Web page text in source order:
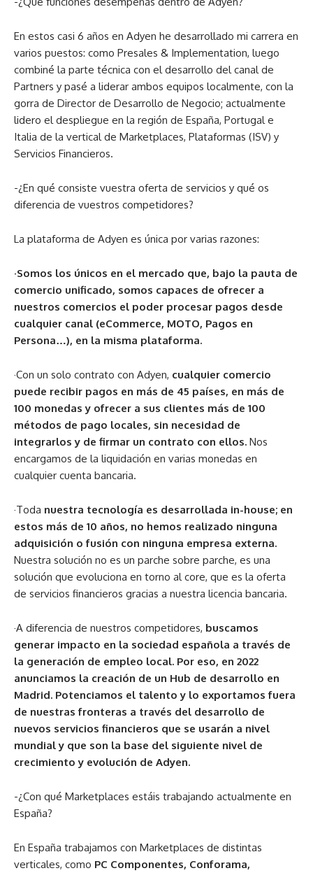
En estos casi 6 años en Adyen he desarrollado mi carrera en
varios puestos: como Presales & Implementation, luego
combiné la parte técnica con el desarrollo del canal de
Partners y pasé a liderar ambos equipos localmente, con la
gorra de Director de Desarrollo de Negocio; actualmente
lidero el despliegue en la región de España, Portugal e
Italia de la vertical de Marketplaces, Plataformas (ISV) y
Servicios Financieros.
-¿En qué consiste vuestra oferta de servicios y qué os
diferencia de vuestros competidores?
La plataforma de Adyen es única por varias razones:
·Somos los únicos en el mercado que, bajo la pauta de
comercio unificado, somos capaces de ofrecer a
nuestros comercios el poder procesar pagos desde
cualquier canal (eCommerce, MOTO, Pagos en
Persona…), en la misma plataforma.
·Con un solo contrato con Adyen, cualquier comercio
puede recibir pagos en más de 45 países, en más de
100 monedas y ofrecer a sus clientes más de 100
métodos de pago locales, sin necesidad de
integrarlos y de firmar un contrato con ellos. Nos
encargamos de la liquidación en varias monedas en
cualquier cuenta bancaria.
·Toda nuestra tecnología es desarrollada in-house; en
estos más de 10 años, no hemos realizado ninguna
adquisición o fusión con ninguna empresa externa.
Nuestra solución no es un parche sobre parche, es una
solución que evoluciona en torno al core, que es la oferta
de servicios financieros gracias a nuestra licencia bancaria.
·A diferencia de nuestros competidores, buscamos
generar impacto en la sociedad española a través de
la generación de empleo local. Por eso, en 2022
anunciamos la creación de un Hub de desarrollo en
Madrid. Potenciamos el talento y lo exportamos fuera
de nuestras fronteras a través del desarrollo de
nuevos servicios financieros que se usarán a nivel
mundial y que son la base del siguiente nivel de
crecimiento y evolución de Adyen.
-¿Con qué Marketplaces estáis trabajando actualmente en
España?
En España trabajamos con Marketplaces de distintas
verticales, como PC Componentes, Conforama,